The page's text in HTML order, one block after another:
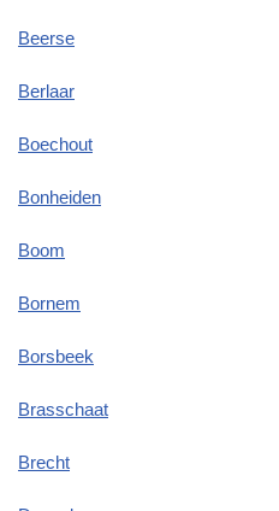
Beerse
Berlaar
Boechout
Bonheiden
Boom
Bornem
Borsbeek
Brasschaat
Brecht